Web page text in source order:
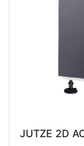
JUTZE 2D